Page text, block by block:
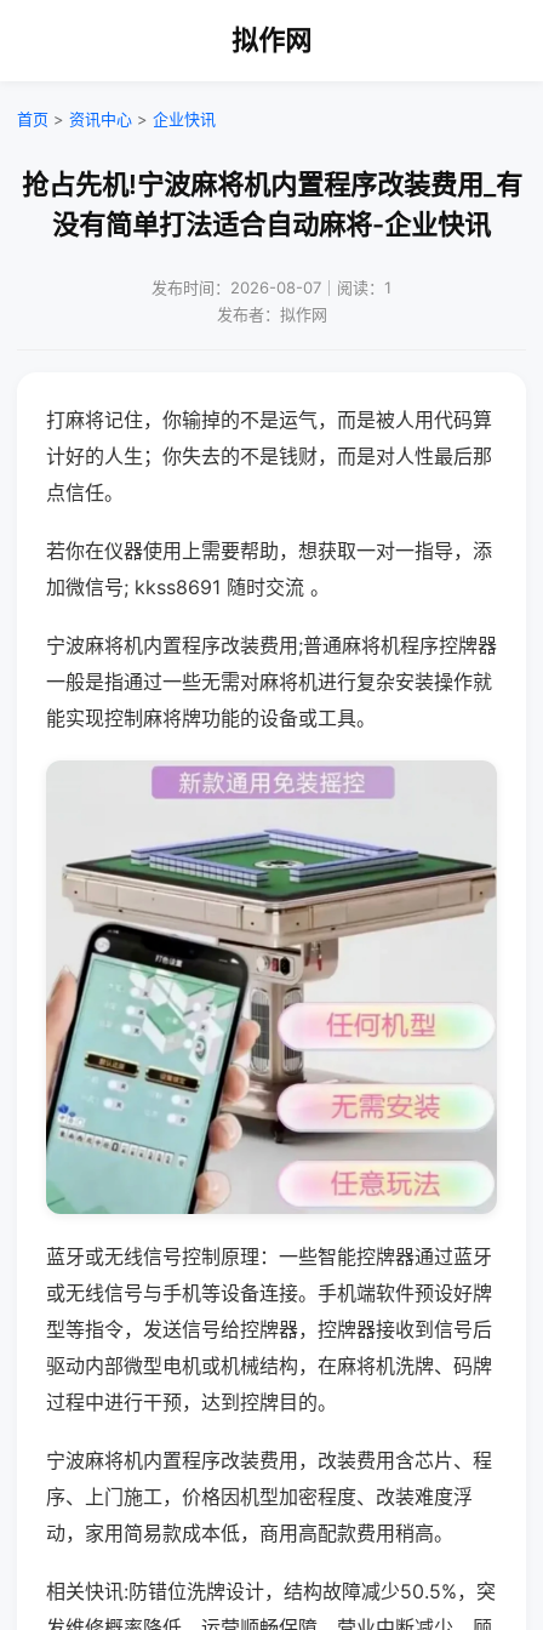
拟作网
首页 > 资讯中心 > 企业快讯
抢占先机!宁波麻将机内置程序改装费用_有
没有简单打法适合自动麻将-企业快讯
发布时间：2026-08-07｜阅读：1
发布者：拟作网
打麻将记住，你输掉的不是运气，而是被人用代码算
计好的人生；你失去的不是钱财，而是对人性最后那
点信任。
若你在仪器使用上需要帮助，想获取一对一指导，添
加微信号; kkss8691 随时交流 。
宁波麻将机内置程序改装费用;普通麻将机程序控牌器
一般是指通过一些无需对麻将机进行复杂安装操作就
能实现控制麻将牌功能的设备或工具。
蓝牙或无线信号控制原理：一些智能控牌器通过蓝牙
或无线信号与手机等设备连接。手机端软件预设好牌
型等指令，发送信号给控牌器，控牌器接收到信号后
驱动内部微型电机或机械结构，在麻将机洗牌、码牌
过程中进行干预，达到控牌目的。
宁波麻将机内置程序改装费用，改装费用含芯片、程
序、上门施工，价格因机型加密程度、改装难度浮
动，家用简易款成本低，商用高配款费用稍高。
相关快讯:防错位洗牌设计，结构故障减少50.5%，突